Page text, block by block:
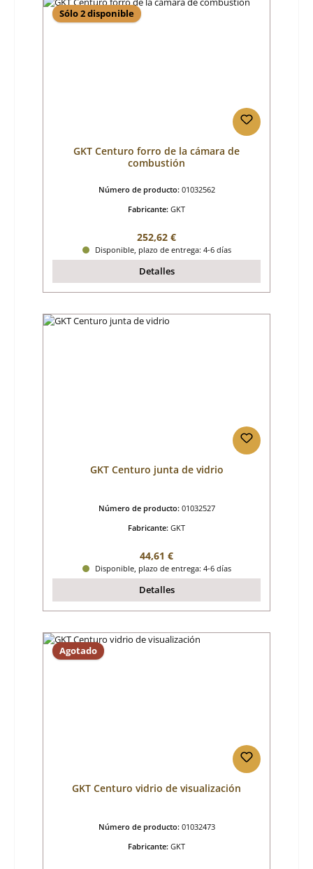
Sólo 2 disponible
GKT Centuro forro de la cámara de
combustión
Número de producto: 01032562
Fabricante: GKT
Precio normal:
252,62 €
Disponible, plazo de entrega: 4-6 días
Detalles
GKT Centuro junta de vidrio
Número de producto: 01032527
Fabricante: GKT
Precio normal:
44,61 €
Disponible, plazo de entrega: 4-6 días
Detalles
Agotado
GKT Centuro vidrio de visualización
Número de producto: 01032473
Fabricante: GKT